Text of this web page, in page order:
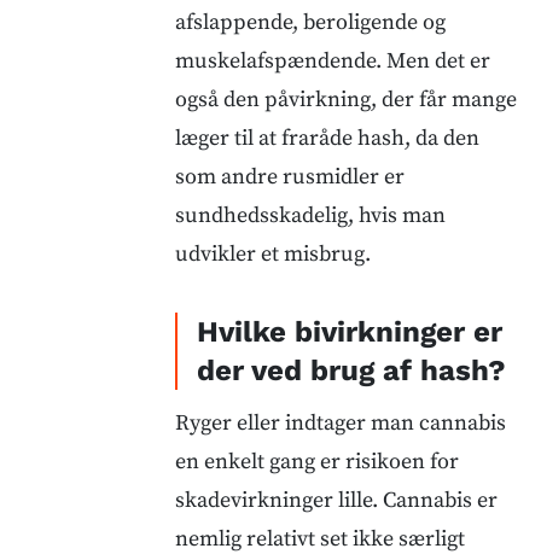
afslappende, beroligende og
muskelafspændende. Men det er
også den påvirkning, der får mange
læger til at fraråde hash, da den
som andre rusmidler er
sundhedsskadelig, hvis man
udvikler et misbrug.
Hvilke bivirkninger er
der ved brug af hash?
Ryger eller indtager man cannabis
en enkelt gang er risikoen for
skadevirkninger lille. Cannabis er
nemlig relativt set ikke særligt